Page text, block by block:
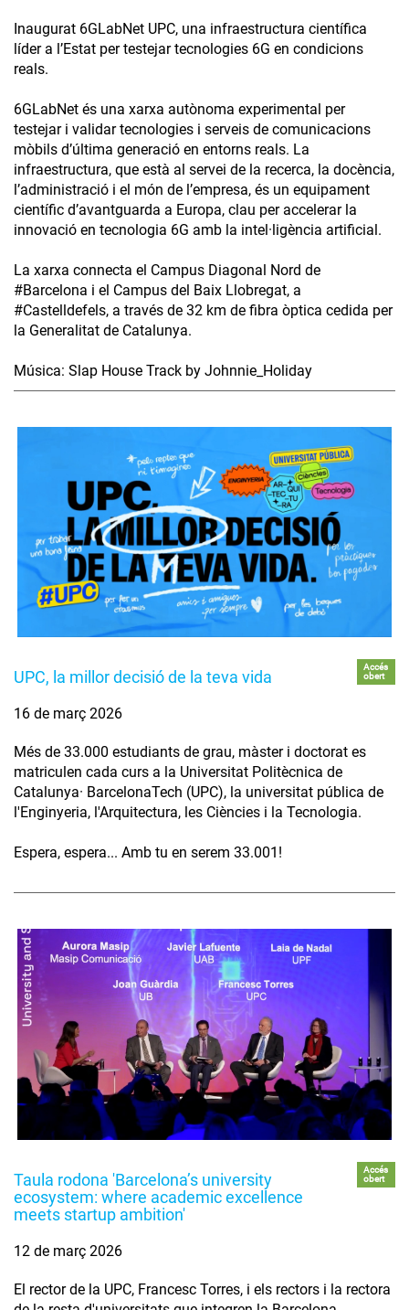
Inaugurat 6GLabNet UPC, una infraestructura científica
líder a l’Estat per testejar tecnologies 6G en condicions
reals.
6GLabNet és una xarxa autònoma experimental per
testejar i validar tecnologies i serveis de comunicacions
mòbils d’última generació en entorns reals. La
infraestructura, que està al servei de la recerca, la docència,
l’administració i el món de l’empresa, és un equipament
científic d’avantguarda a Europa, clau per accelerar la
innovació en tecnologia 6G amb la intel·ligència artificial.
La xarxa connecta el Campus Diagonal Nord de
#Barcelona i el Campus del Baix Llobregat, a
#Castelldefels, a través de 32 km de fibra òptica cedida per
la Generalitat de Catalunya.
Música: Slap House Track by Johnnie_Holiday
UPC, la millor decisió de la teva vida
Accés
obert
16 de març 2026
Més de 33.000 estudiants de grau, màster i doctorat es
matriculen cada curs a la Universitat Politècnica de
Catalunya· BarcelonaTech (UPC), la universitat pública de
l'Enginyeria, l'Arquitectura, les Ciències i la Tecnologia.
Espera, espera... Amb tu en serem 33.001!
Taula rodona 'Barcelona’s university
ecosystem: where academic excellence
meets startup ambition'
Accés
obert
12 de març 2026
El rector de la UPC, Francesc Torres, i els rectors i la rectora